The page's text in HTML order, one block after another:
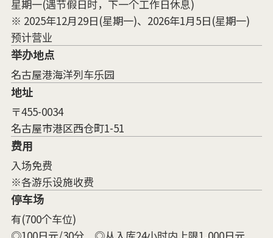
星期一(遇节假日时，下一个工作日休息)
※ 2025年12月29日(星期一)、2026年1月5日(星期一)
预计营业
举办地点
名古屋港海洋列车乐园
地址
〒455-0034
名古屋市港区西仓町1-51
费用
入场免费
※各游乐设施收费
停车场
有(700个车位)